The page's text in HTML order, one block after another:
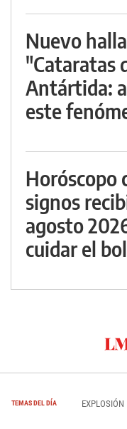
Nuevo
"Cataratas
Antártida:
este
Horóscopo
signos
agosto
cuidar el
TEMAS DEL DÍA EXPLOSIÓN